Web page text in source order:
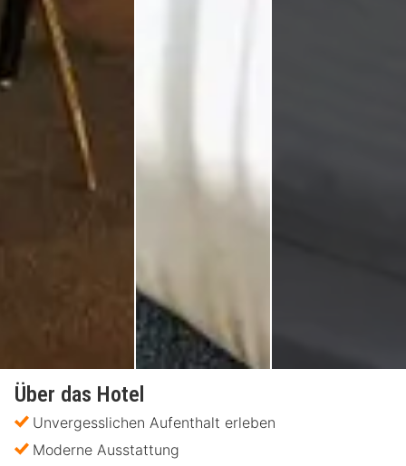
Über das Hotel
Unvergesslichen Aufenthalt erleben
Moderne Ausstattung